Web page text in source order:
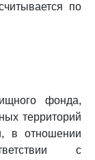
по
фонда,
территорий
в отношении
с